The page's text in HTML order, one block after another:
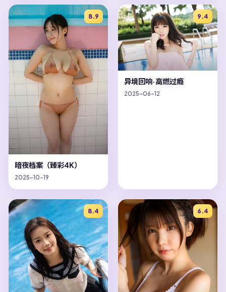
8.9
暗夜档案（臻彩4K）
2025-10-19
9.4
异境回响·高燃过瘾
2025-06-12
8.4 6.4